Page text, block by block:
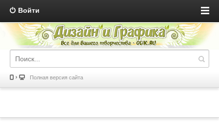
Войти
Полная версия сайта